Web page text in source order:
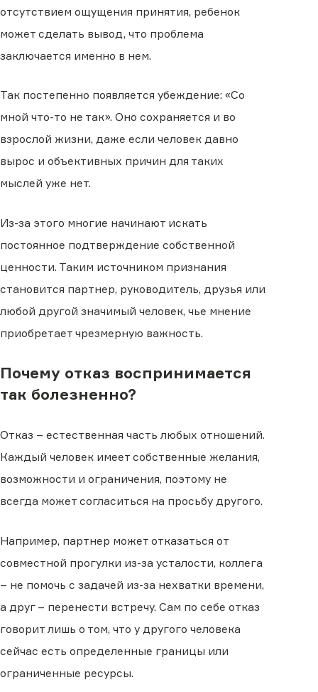
отсутствием ощущения принятия, ребенок
может сделать вывод, что проблема
заключается именно в нем.
Так постепенно появляется убеждение: «Со
мной что-то не так». Оно сохраняется и во
взрослой жизни, даже если человек давно
вырос и объективных причин для таких
мыслей уже нет.
Из-за этого многие начинают искать
постоянное подтверждение собственной
ценности. Таким источником признания
становится партнер, руководитель, друзья или
любой другой значимый человек, чье мнение
приобретает чрезмерную важность.
Почему отказ воспринимается
так болезненно?
Отказ – естественная часть любых отношений.
Каждый человек имеет собственные желания,
возможности и ограничения, поэтому не
всегда может согласиться на просьбу другого.
Например, партнер может отказаться от
совместной прогулки из-за усталости, коллега
– не помочь с задачей из-за нехватки времени,
а друг – перенести встречу. Сам по себе отказ
говорит лишь о том, что у другого человека
сейчас есть определенные границы или
ограниченные ресурсы.